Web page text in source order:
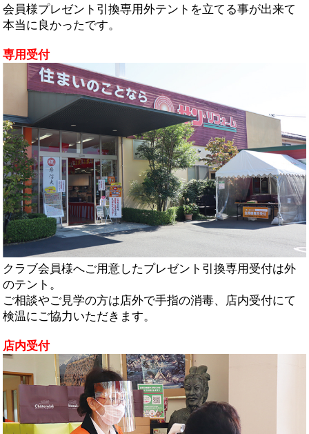
会員様プレゼント引換専用外テントを立てる事が出来て
本当に良かったです。
専用受付
クラブ会員様へご用意したプレゼント引換専用受付は外
のテント。
ご相談やご見学の方は店外で手指の消毒、店内受付にて
検温にご協力いただきます。
店内受付